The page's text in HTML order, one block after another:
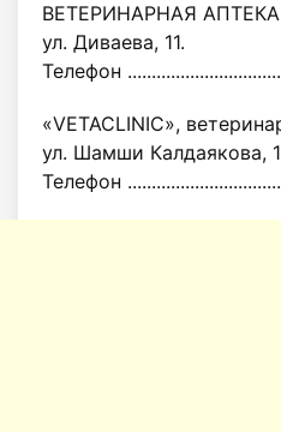
ВЕТЕРИНАРНАЯ
ул. Диваева, 11.
Телефон
«VETACLINIC»,
ул. Шамши Калдаякова,
Телефон